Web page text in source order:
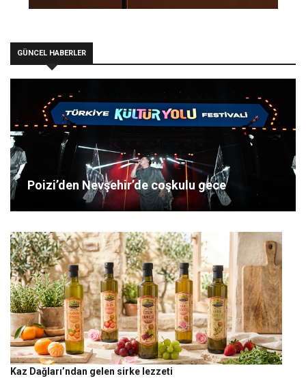
GÜNCEL HABERLER
Poizi’den Nevşehir’de coşkulu gece
Kaz Dağları’ndan gelen sirke lezzeti